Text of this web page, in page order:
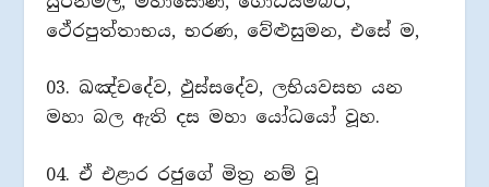
ථේරපුත්තාභය, භරණ, වේළුසුමන, එසේ ම,
03. ඛඤ්චදේව, ඵුස්සදේව, ලභියවසභ යන
මහා බල ඇති දස මහා යෝධයෝ වූහ.
04. ඒ එළාර රජුගේ මිත්‍ර නම් වූ